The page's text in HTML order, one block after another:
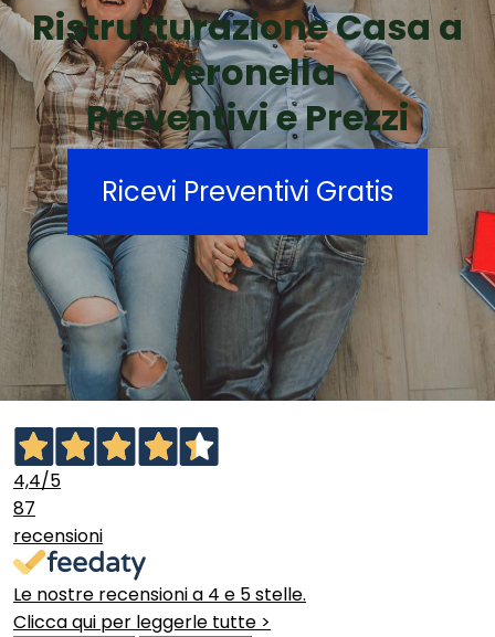
Ristrutturazione Casa a
Veronella
Preventivi e Prezzi
Ricevi Preventivi Gratis
4,4/5
87
recensioni
Le nostre recensioni a 4 e 5 stelle.
Clicca qui per leggerle tutte >